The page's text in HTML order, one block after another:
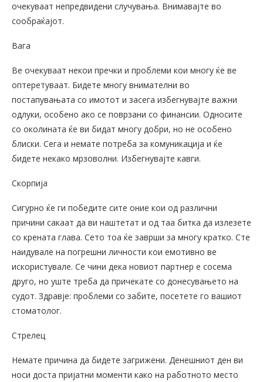
очекуваат непредвидени случувања. Внимавајте во
сообраќајот.
Вага
Ве очекуваат некои пречки и проблеми кои многу ќе ве
оптеретуваат. Бидете многу внимателни во
постапувањата со имотот и засега избегнувајте важни
одлуки, особено ако се поврзани со финансии. Односите
со околината ќе ви бидат многу добри, но не особено
блиски. Сега и немате потреба за комуникација и ќе
бидете некако мрзоволни. Избегнувајте кавги.
Скорпија
Сигурно ќе ги победите сите оние кои од различни
причини сакаат да ви наштетат и од таа битка да излезете
со крената глава. Сето тоа ќе заврши за многу кратко. Сте
наидувале на погрешни личности кои емотивно ве
искористувале. Се чини дека новиот партнер е сосема
друго, но уште треба да причекате со донесувањето на
судот. Здравје: проблеми со забите, посетете го вашиот
стоматолог.
Стрелец
Немате причина да бидете загрижени. Денешниот ден ви
носи доста пријатни моменти како на работното место